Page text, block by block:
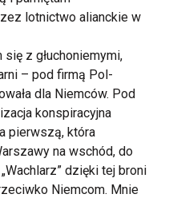
lotnictwo alianckie w
się z głuchoniemymi,
– pod firmą Pol-
dla Niemców. Pod
konspiracyjna
pierwszą, która
na wschód, do
dzięki tej broni
Niemcom. Mnie